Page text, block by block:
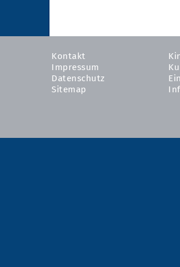
Kontakt
Impressum
Datenschutz
Sitemap